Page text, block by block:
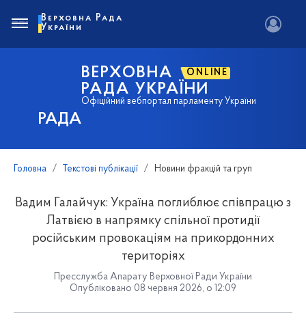
РАДА
ВЕРХОВНА ONLINE
РАДА УКРАЇНИ
Офіційний вебпортал парламенту України
Верховна Рада
України
Головна Текстові публікації Новини фракцій та груп
Вадим Галайчук: Україна поглиблює співпрацю з
Латвією в напрямку спільної протидії
російським провокаціям на прикордонних
територіях
Пресслужба Апарату Верховної Ради України
Опубліковано 08 червня 2026, о 12:09